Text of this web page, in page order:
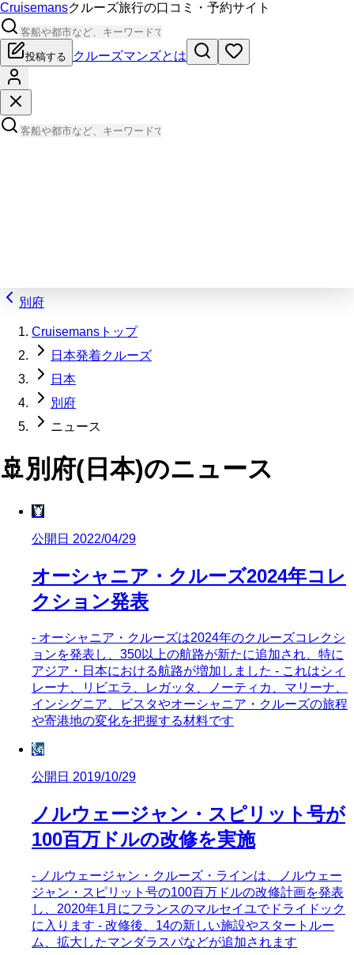
Cruisemansクルーズ旅行の口コミ・予約サイト
投稿する クルーズマンズとは
別府
Cruisemansトップ
日本発着クルーズ
日本
別府
ニュース
🚢別府(日本)のニュース
🦞
公開日 2022/04/29
オーシャニア・クルーズ2024年コレ
クション発表
- オーシャニア・クルーズは2024年のクルーズコレクシ
ョンを発表し、350以上の航路が新たに追加され、特に
アジア・日本における航路が増加しました - これはシィ
レーナ、リビエラ、レガッタ、ノーティカ、マリーナ、
インシグニア、ビスタやオーシャニア・クルーズの旅程
や寄港地の変化を把握する材料です
🗽
公開日 2019/10/29
ノルウェージャン・スピリット号が
100百万ドルの改修を実施
- ノルウェージャン・クルーズ・ラインは、ノルウェー
ジャン・スピリット号の100百万ドルの改修計画を発表
し、2020年1月にフランスのマルセイユでドライドック
に入ります - 改修後、14の新しい施設やスタートルー
ム、拡大したマンダラスパなどが追加されます